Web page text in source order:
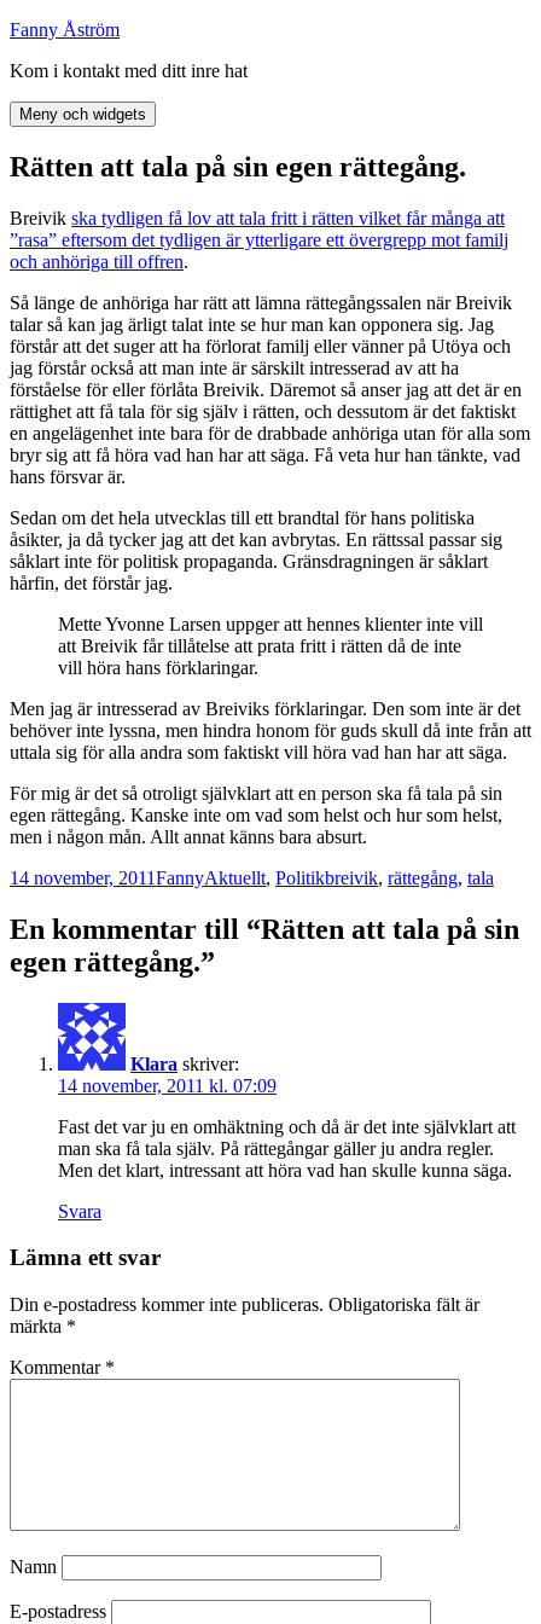
Hoppa
innehåll
Fanny Åström
Kom i kontakt med ditt inre hat
Meny och widgets
Rätten att tala på sin egen rättegång.
Breivik ska tydligen få lov att tala fritt i rätten vilket får många att
”rasa” eftersom det tydligen är ytterligare ett övergrepp mot familj
och anhöriga till offren.
Så länge de anhöriga har rätt att lämna rättegångssalen när Breivik
talar så kan jag ärligt talat inte se hur man kan opponera sig. Jag
förstår att det suger att ha förlorat familj eller vänner på Utöya och
jag förstår också att man inte är särskilt intresserad av att ha
förståelse för eller förlåta Breivik. Däremot så anser jag att det är en
rättighet att få tala för sig själv i rätten, och dessutom är det faktiskt
en angelägenhet inte bara för de drabbade anhöriga utan för alla som
bryr sig att få höra vad han har att säga. Få veta hur han tänkte, vad
hans försvar är.
Sedan om det hela utvecklas till ett brandtal för hans politiska
åsikter, ja då tycker jag att det kan avbrytas. En rättssal passar sig
såklart inte för politisk propaganda. Gränsdragningen är såklart
hårfin, det förstår jag.
Mette Yvonne Larsen uppger att hennes klienter inte vill
att Breivik får tillåtelse att prata fritt i rätten då de inte
vill höra hans förklaringar.
Men jag är intresserad av Breiviks förklaringar. Den som inte är det
behöver inte lyssna, men hindra honom för guds skull då inte från att
uttala sig för alla andra som faktiskt vill höra vad han har att säga.
För mig är det så otroligt självklart att en person ska få tala på sin
egen rättegång. Kanske inte om vad som helst och hur som helst,
men i någon mån. Allt annat känns bara absurt.
Postat
14 november, 2011Författare
FannyKategorier
Aktuellt, PolitikTaggar
breivik, rättegång, tala
En kommentar till “Rätten att tala på sin
egen rättegång.”
Klara skriver:
14 november, 2011 kl. 07:09
Fast det var ju en omhäktning och då är det inte självklart att
man ska få tala själv. På rättegångar gäller ju andra regler.
Men det klart, intressant att höra vad han skulle kunna säga.
Svara
Lämna ett svar
Din e-postadress kommer inte publiceras. Obligatoriska fält är
märkta *
Kommentar *
Namn
E-postadress